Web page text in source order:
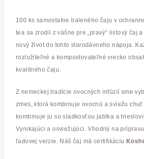
100 ks samostatne baleného čaju v
tea sa zrodil z vášne pre „pravý“ listový čaj
nový život do tohto starodávneho nápoja.
rozložiteľné a kompostovateľné vrecko
kvalitného čaju.
Z nemeckej tradície ovocných infúzií sme
zmes, ktorá kombinuje ovocnú a sviežu
kombinuje ju so sladkosťou jablka a
Vynikajúci a osviežujúci. Vhodný na
ľadovej verzie. Náš čaj má certifikáciu